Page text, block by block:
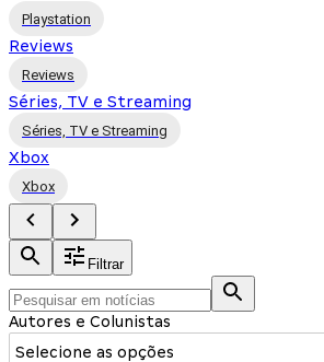
Playstation
Reviews
Reviews
Séries, TV e Streaming
Séries, TV e Streaming
Xbox
Xbox
Filtrar
Autores e Colunistas
Selecione as opções